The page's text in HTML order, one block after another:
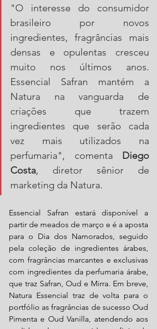
"O interesse do consumidor
brasileiro por novos
ingredientes, fragrâncias mais
densas e opulentas cresceu
muito nos últimos anos.
Essencial Safran mantém a
Natura na vanguarda de
criações que trazem
ingredientes que serão cada
vez mais utilizados na
perfumaria", comenta Diego
Costa, diretor sênior de
marketing da Natura.
Essencial Safran estará disponível a
partir de meados de março e é a aposta
para o Dia dos Namorados, seguido
pela coleção de ingredientes árabes,
com fragrâncias marcantes e exclusivas
com ingredientes da perfumaria árabe,
que traz Safran, Oud e Mirra. Em breve,
Natura Essencial traz de volta para o
portfólio as fragrâncias de sucesso Oud
Pimenta e Oud Vanilla, atendendo aos